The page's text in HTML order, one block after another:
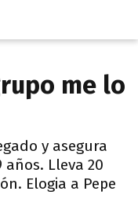
me lo
y asegura
Lleva 20
Elogia a Pepe